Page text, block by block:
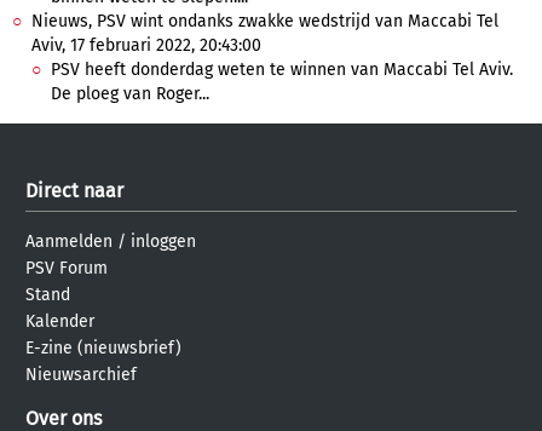
Nieuws, PSV wint ondanks zwakke wedstrijd van Maccabi Tel
Aviv, 17 februari 2022, 20:43:00
PSV heeft donderdag weten te winnen van Maccabi Tel Aviv.
De ploeg van Roger...
Direct naar
Aanmelden / inloggen
PSV Forum
Stand
Kalender
E-zine (nieuwsbrief)
Nieuwsarchief
Over ons